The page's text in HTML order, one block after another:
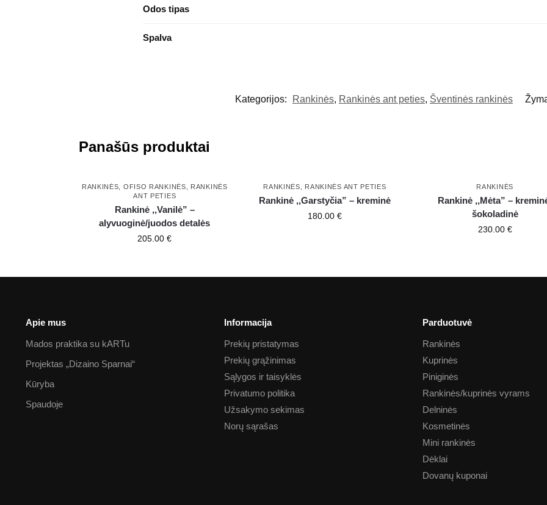
Odos tipas
Spalva
Kategorijos: Rankinės, Rankinės ant peties, Šventinės rankinės
Panašūs produktai
RANKINĖS OFISO RANKINĖS
RANKINĖS
ANT PETIES
Rankinė ,,Vanilė” –
alyvuoginė/juodos detalės
205.00€
RANKINĖS RANKINĖS ANT PETIES
Rankinė ,,Garstyčia” – kreminė
180.00 €
RANKINĖS
Rankinė ,,Mėta” –
šokoladinė
230.00 €
Apie mus
Mados praktika su kARTu
Projektas „Dizaino Sparnai“
Kūryba
Spaudoje
Informacija
Prekių pristatymas
Prekių grąžinimas
Sąlygos ir taisyklės
Privatumo politika
Užsakymo sekimas
Norų sąrašas
Parduotuvė
Rankinės
Kuprinės
Piniginės
Rankinės/kuprinės vyrams
Delninės
Kosmetinės
Mini rankinės
Dėklai
Dovanų kuponai